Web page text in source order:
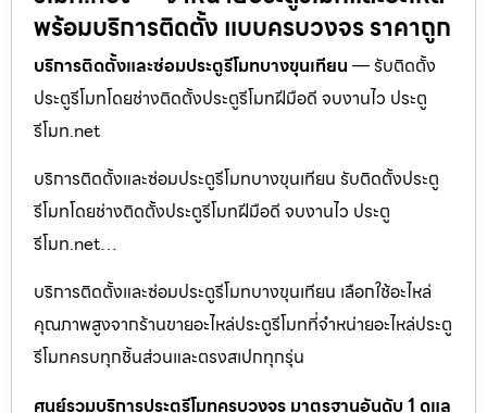
พร้อมบริการติดตั้ง แบบครบวงจร ราคาถูก
บริการติดตั้งและซ่อมประตูรีโมทบางขุนเทียน — รับติดตั้ง
ประตูรีโมทโดยช่างติดตั้งประตูรีโมทฝีมือดี จบงานไว ประตู
รีโมท.net
บริการติดตั้งและซ่อมประตูรีโมทบางขุนเทียน รับติดตั้งประตู
รีโมทโดยช่างติดตั้งประตูรีโมทฝีมือดี จบงานไว ประตู
รีโมท.net…
บริการติดตั้งและซ่อมประตูรีโมทบางขุนเทียน เลือกใช้อะไหล่
คุณภาพสูงจากร้านขายอะไหล่ประตูรีโมทที่จำหน่ายอะไหล่ประตู
รีโมทครบทุกชิ้นส่วนและตรงสเปกทุกรุ่น
ศูนย์รวมบริการประตูรีโมทครบวงจร มาตรฐานอันดับ 1 ดูแล